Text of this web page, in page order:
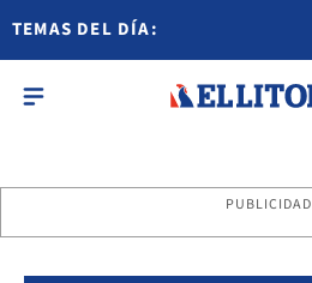
TEMAS DEL DÍA:
PUBLICIDAD